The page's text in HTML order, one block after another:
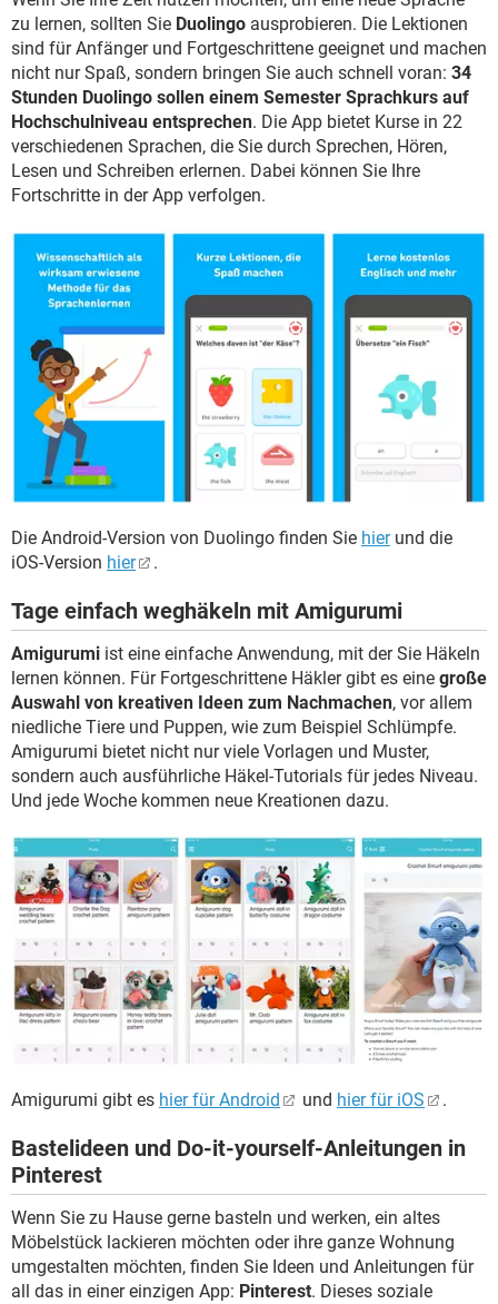
zu lernen, sollten Sie Duolingo ausprobieren. Die Lektionen
sind für Anfänger und Fortgeschrittene geeignet und machen
nicht nur Spaß, sondern bringen Sie auch schnell voran: 34
Stunden Duolingo sollen einem Semester Sprachkurs auf
Hochschulniveau entsprechen. Die App bietet Kurse in 22
verschiedenen Sprachen, die Sie durch Sprechen, Hören,
Lesen und Schreiben erlernen. Dabei können Sie Ihre
Fortschritte in der App verfolgen.
Die Android-Version von Duolingo finden Sie hierund die
iOS-Version hier .
Tage einfach weghäkeln mit Amigurumi
Amigurumi ist eine einfache Anwendung, mit der Sie Häkeln
lernen können. Für Fortgeschrittene Häkler gibt es eine große
Auswahl von kreativen Ideen zum Nachmachen, vor allem
niedliche Tiere und Puppen, wie zum Beispiel Schlümpfe.
Amigurumi bietet nicht nur viele Vorlagen und Muster,
sondern auch ausführliche Häkel-Tutorials für jedes Niveau.
Und jede Woche kommen neue Kreationen dazu.
Amigurumi gibt es hier für Android und hier für iOS .
Bastelideen und Do-it-yourself-Anleitungen in
Pinterest
Wenn Sie zu Hause gerne basteln und werken, ein altes
Möbelstück lackieren möchten oder ihre ganze Wohnung
umgestalten möchten, finden Sie Ideen und Anleitungen für
all das in einer einzigen App: Pinterest. Dieses soziale